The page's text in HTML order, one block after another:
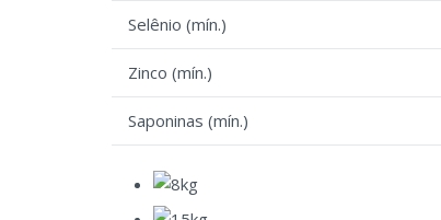
Selênio (mín.)
Zinco (mín.)
Saponinas (mín.)